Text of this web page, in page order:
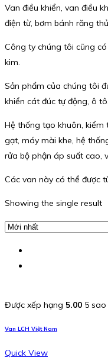
Van điều khiển, van điều
điện từ, bơm bánh răng
Công ty chúng tôi cũng
kim.
Sản phẩm của chúng tôi
khiển cát đúc tự động, ô tô.
Hệ thống tạo khuôn, kiểm
gạt, máy mài khe, hệ
rửa bộ phận áp suất cao,
Các van này có thể được
Showing the single result
Được xếp hạng 5.00 5 sao
Van LCH Việt Nam
Quick View